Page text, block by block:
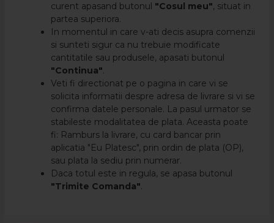
curent apasand butonul "Cosul meu", situat in
partea superiora.
In momentul in care v-ati decis asupra comenzii
si sunteti sigur ca nu trebuie modificate
cantitatile sau produsele, apasati butonul
"Continua".
Veti fi directionat pe o pagina in care vi se
solicita informatii despre adresa de livrare si vi se
confirma datele personale. La pasul urmator se
stabileste modalitatea de plata. Aceasta poate
fi: Ramburs la livrare, cu card bancar prin
aplicatia "Eu Platesc", prin ordin de plata (OP),
sau plata la sediu prin numerar.
Daca totul este in regula, se apasa butonul
"Trimite Comanda".